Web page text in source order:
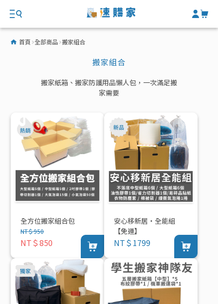
首頁 全部商品 搬家組合
搬家組合
搬家紙箱、搬家防護用品懶人包，一次滿足搬
家需要
全方位搬家組合包
NT＄950
NT＄850
安心移新居・全能組
【免運】
NT＄1799